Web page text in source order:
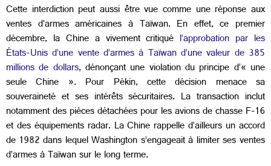
Cette interdiction peut aussi être vue comme une réponse aux
ventes d’armes américaines à Taïwan. En effet, ce premier
décembre, la Chine a vivement critiqué l’approbation par les
États-Unis d’une vente d’armes à Taïwan d’une valeur de 385
millions de dollars, dénonçant une violation du principe d’« une
seule Chine ». Pour Pékin, cette décision menace sa
souveraineté et ses intérêts sécuritaires. La transaction inclut
notamment des pièces détachées pour les avions de chasse F-16
et des équipements radar. La Chine rappelle d’ailleurs un accord
de 1982 dans lequel Washington s’engageait à limiter ses ventes
d’armes à Taïwan sur le long terme.